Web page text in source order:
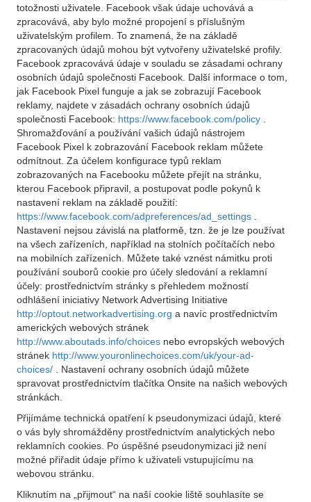
totožnosti uživatele. Facebook však údaje uchovává a
zpracovává, aby bylo možné propojení s příslušným
uživatelským profilem. To znamená, že na základě
zpracovaných údajů mohou být vytvořeny uživatelské profily.
Facebook zpracovává údaje v souladu se zásadami ochrany
osobních údajů společnosti Facebook. Další informace o tom,
jak Facebook Pixel funguje a jak se zobrazují Facebook
reklamy, najdete v zásadách ochrany osobních údajů
společnosti Facebook: https://www.facebook.com/policy
Shromažďování a používání vašich údajů nástrojem
Facebook Pixel k zobrazování Facebook reklam můžete
odmítnout. Za účelem konfigurace typů reklam
zobrazovaných na Facebooku můžete přejít na stránku,
kterou Facebook připravil, a postupovat podle pokynů k
nastavení reklam na základě použití:
https://www.facebook.com/adpreferences/ad_settings
Nastavení nejsou závislá na platformě, tzn. že je lze používat
na všech zařízeních, například na stolních počítačích nebo
na mobilních zařízeních. Můžete také vznést námitku proti
používání souborů cookie pro účely sledování a reklamní
účely: prostřednictvím stránky s přehledem možností
odhlášení iniciativy Network Advertising Initiative
http://optout.networkadvertising.org a navíc prostřednictvím
amerických webových stránek
http://www.aboutads.info/choices nebo evropských webových
stránek http://www.youronlinechoices.com/uk/your-ad-
choices/
. Nastavení ochrany osobních údajů můžete
spravovat prostřednictvím tlačítka Onsite na našich webových
stránkách.
Přijímáme technická opatření k pseudonymizaci údajů, které
o vás byly shromážděny prostřednictvím analytických nebo
reklamních cookies. Po úspěšné pseudonymizaci již není
možné přiřadit údaje přímo k uživateli vstupujícímu na
webovou stránku.
Kliknutím na „přijmout“ na naší cookie liště souhlasíte se